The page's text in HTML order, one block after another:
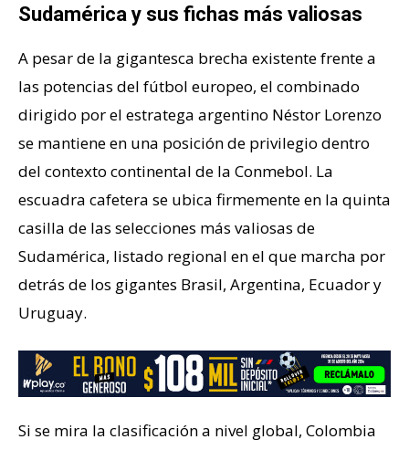
Sudamérica y sus fichas más valiosas
A pesar de la gigantesca brecha existente frente a
las potencias del fútbol europeo, el combinado
dirigido por el estratega argentino Néstor Lorenzo
se mantiene en una posición de privilegio dentro
del contexto continental de la Conmebol. La
escuadra cafetera se ubica firmemente en la quinta
casilla de las selecciones más valiosas de
Sudamérica, listado regional en el que marcha por
detrás de los gigantes Brasil, Argentina, Ecuador y
Uruguay.
Si se mira la clasificación a nivel global, Colombia